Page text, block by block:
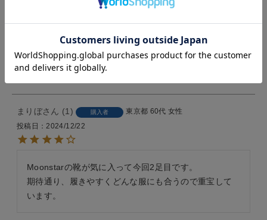
少しゆるく感じたので、中敷きを入れました。
こちらはスニーカー感覚で長時間の外出も疲れにく
く、靴擦れしなかったです。
合わせやすい光沢のある黒も気に入りました。
まりぼ 1 購入者 東京都 60代 女性
投稿日
2024/12/22
Moonstarの靴が気に入って今回2足目です。
期待通り、履きやすくどんな服にも合うので重宝して